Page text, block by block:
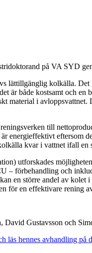
på VA SYD
kolkälla. Det
är både kostsamt och
material i
till
eftersom
kvar i vattnet ifall en
utforskades
– förbehandling och
en större andel av
för en effektivare rening
Gustavsson och
läs hennes avhandling på